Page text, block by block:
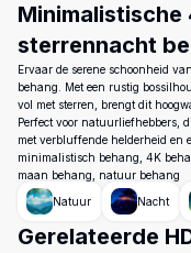
Minimalistische
sterrennacht
Ervaar de serene schoonheid
behang. Met een rustig
vol met sterren, brengt dit
Perfect voor natuurliefhebbers,
met verbluffende helderheid en
minimalistisch behang, 4K
maan behang, natuur behang
Natuur
Nacht
Gerelateerde